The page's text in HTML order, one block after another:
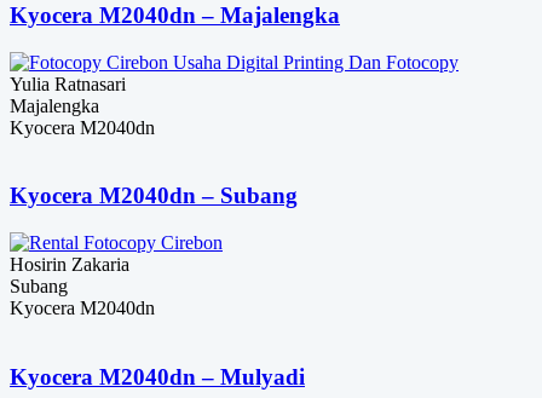
Kyocera M2040dn – Majalengka
Yulia Ratnasari
Majalengka
Kyocera M2040dn
Kyocera M2040dn – Subang
Hosirin Zakaria
Subang
Kyocera M2040dn
Kyocera M2040dn – Mulyadi